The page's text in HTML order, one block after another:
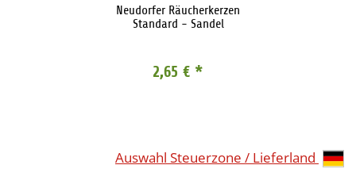
Neudorfer Räucherkerzen
Standard - Sandel
2,65 € *
Auswahl Steuerzone / Lieferland